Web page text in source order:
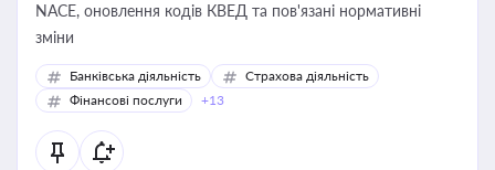
NACE, оновлення кодів КВЕД та пов'язані нормативні
зміни
Банківська діяльність
Страхова діяльність
Фінансові послуги
+13